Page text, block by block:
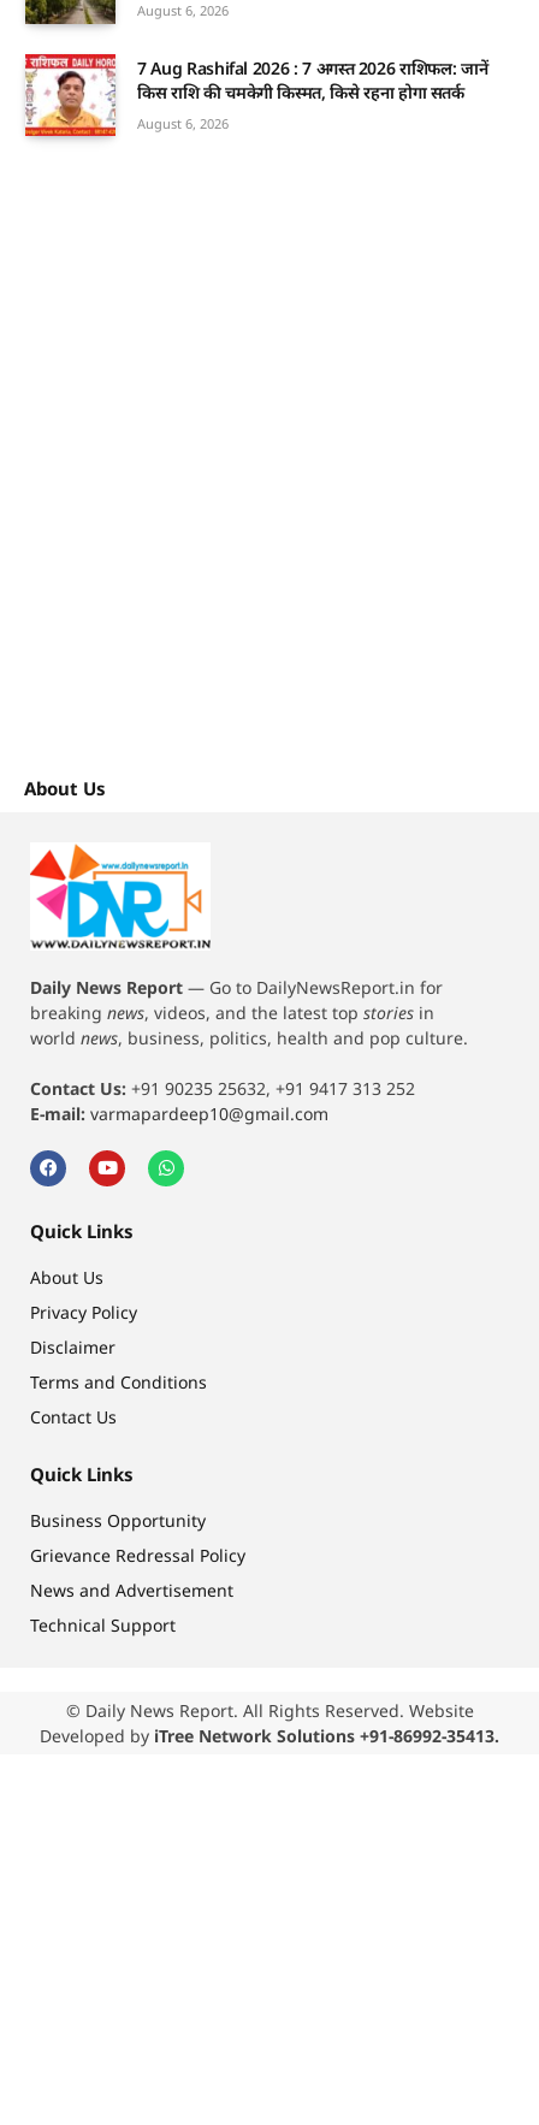
August 6, 2026
7 Aug Rashifal 2026 : 7 अगस्त 2026 राशिफल: जानें
किस राशि की चमकेगी किस्मत, किसे रहना होगा सतर्क
August 6, 2026
About Us
Daily News Report — Go to DailyNewsReport.in for
breaking news, videos, and the latest top stories in
world news, business, politics, health and pop culture.
Contact Us: +91 90235 25632, +91 9417 313 252
E-mail: varmapardeep10@gmail.com
Quick Links
About Us
Privacy Policy
Disclaimer
Terms and Conditions
Contact Us
Quick Links
Business Opportunity
Grievance Redressal Policy
News and Advertisement
Technical Support
© Daily News Report. All Rights Reserved. Website
Developed by iTree Network Solutions +91-86992-35413.